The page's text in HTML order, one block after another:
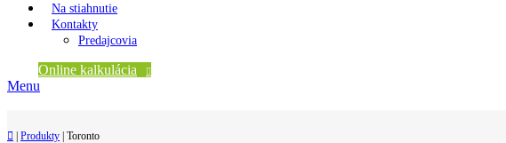
Na stiahnutie
Kontakty
Predajcovia
Online kalkulácia
Menu
Produkty Toronto